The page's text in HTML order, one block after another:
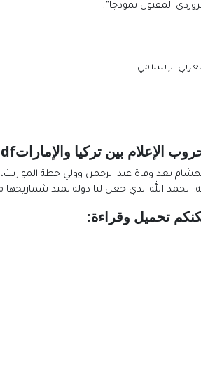
المقتول نموذجا”.
الإسلامي
الإعلام بين تركيا والإمارات
لهشام بعد وفاة عبد الرحمن وولي خطة
الله الذي جعل لنا دولة تمتد شماريخها
تحميل وقراءة: